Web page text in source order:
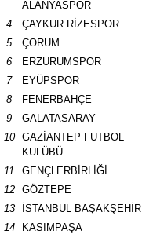
ALANYASPOR
4 ÇAYKUR RİZESPOR
5
ÇORUM
6
ERZURUMSPOR
7
EYÜPSPOR
8
FENERBAHÇE
9
GALATASARAY
10
GAZİANTEP FUTBOL
KULÜBÜ
11 GENÇLERBİRLİĞİ
12
GÖZTEPE
13
İSTANBUL BAŞAKŞEHİR
14
KASIMPAŞA